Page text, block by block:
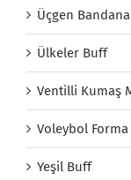
Üçgen
Ülkeler Buff
Ventilli Kumaş
Voleybol Forma
Yeşil Buff